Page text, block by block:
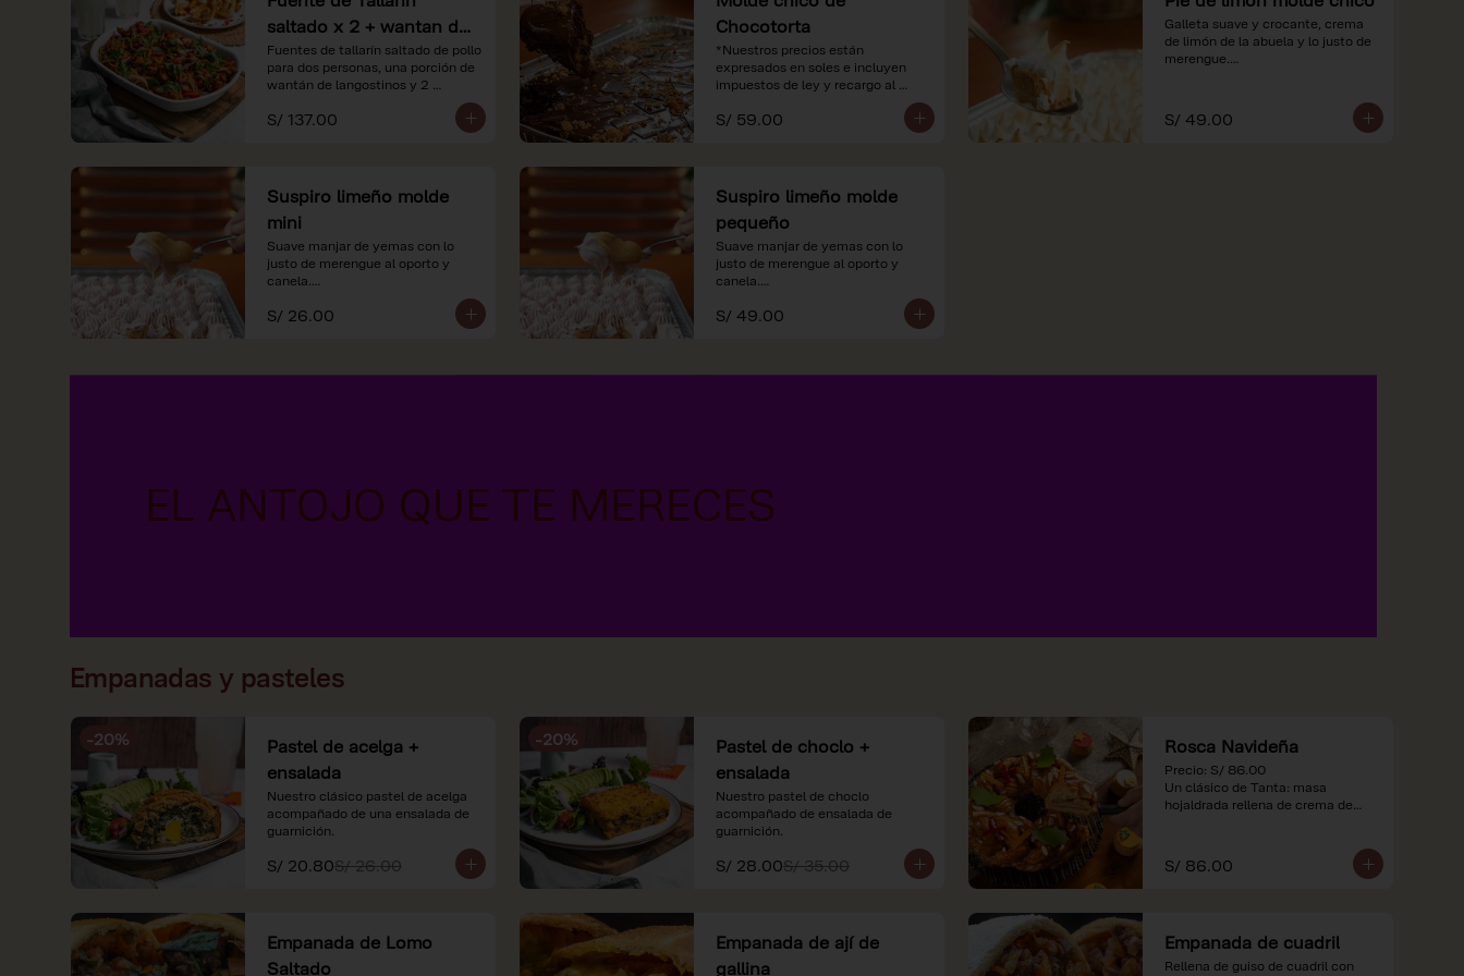
saltado x 2 + wantan de
langostinos + 2
limonadas
Fuentes de tallarín saltado de pollo
para dos personas, una porción de
wantán de langostinos y 2
S/ 137.00
Chocotorta
*Nuestros precios están
expresados en soles e incluyen
impuestos de ley y recargo al
S/ 59.00
Galleta suave y crocante, crema
de limón de la abuela y lo justo de
merengue.
expresados en soles e incluyen
impuestos de ley y recargo al
S/ 49.00
Suspiro limeño molde
mini
Suave manjar de yemas con lo
justo de merengue al oporto y
canela.
*Nuestros precios están
S/ 26.00
Suspiro limeño molde
pequeño
Suave manjar de yemas con lo
justo de merengue al oporto y
canela.
*Nuestros precios están
S/ 49.00
Empanadas y pasteles
-20%
Pastel de acelga +
ensalada
Nuestro clásico pastel de acelga
acompañado de una ensalada de
guarnición.
S/ 20.80S/ 26.00
-20%
Pastel de choclo +
ensalada
Nuestro pastel de choclo
acompañado de ensalada de
guarnición.
S/ 28.00S/ 35.00
Rosca Navideña
Precio: S/ 86.00
Un clásico de Tanta: masa
hojaldrada rellena de crema de
expresados en soles e incluyen
S/ 86.00
Empanada de Lomo
Saltado
Empanada de ají de
gallina
Empanada de cuadril
Rellena de guiso de cuadril con